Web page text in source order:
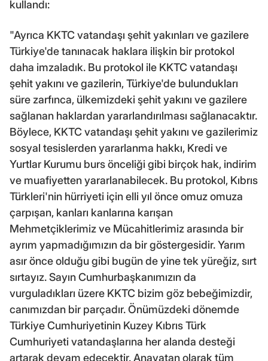
kullandı:
"Ayrıca KKTC vatandaşı şehit yakınları ve gazilere
Türkiye'de tanınacak haklara ilişkin bir protokol
daha imzaladık. Bu protokol ile KKTC vatandaşı
şehit yakını ve gazilerin, Türkiye'de bulundukları
süre zarfınca, ülkemizdeki şehit yakını ve gazilere
sağlanan haklardan yararlandırılması sağlanacaktır.
Böylece, KKTC vatandaşı şehit yakını ve gazilerimiz
sosyal tesislerden yararlanma hakkı, Kredi ve
Yurtlar Kurumu burs önceliği gibi birçok hak, indirim
ve muafiyetten yararlanabilecek. Bu protokol, Kıbrıs
Türkleri'nin hürriyeti için elli yıl önce omuz omuza
çarpışan, kanları kanlarına karışan
Mehmetçiklerimiz ve Mücahitlerimiz arasında bir
ayrım yapmadığımızın da bir göstergesidir. Yarım
asır önce olduğu gibi bugün de yine tek yüreğiz, sırt
sırtayız. Sayın Cumhurbaşkanımızın da
vurguladıkları üzere KKTC bizim göz bebeğimizdir,
canımızdan bir parçadır. Önümüzdeki dönemde
Türkiye Cumhuriyetinin Kuzey Kıbrıs Türk
Cumhuriyeti vatandaşlarına her alanda desteği
artarak devam edecektir. Anavatan olarak tüm